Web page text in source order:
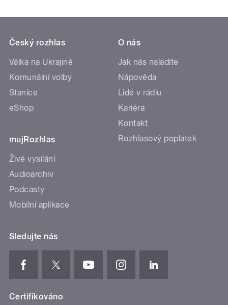
Český rozhlas
Válka na Ukrajině
Komunální volby
Stanice
eShop
mujRozhlas
Živé vysílání
Audioarchiv
Podcasty
Mobilní aplikace
O nás
Jak nás naladíte
Nápověda
Lidé v rádiu
Kariéra
Kontakt
Rozhlasový poplatek
Sledujte nás
Certifikováno